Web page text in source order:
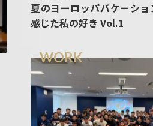
夏のヨーロッパバケーショ
感じた私の好き Vol.1
WORK